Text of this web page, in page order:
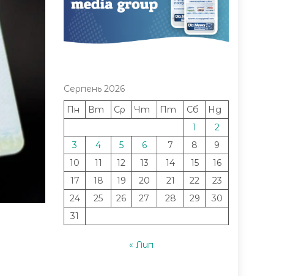
Серпень 2026
Пн
Вт Ср Чт Пт Сб
Нд
1
2
3
4 5 6 7 8
9
10
11 12 13 14 15
16
17
18 19 20 21 22
23
24
25 26 27 28 29
30
31
« Лип